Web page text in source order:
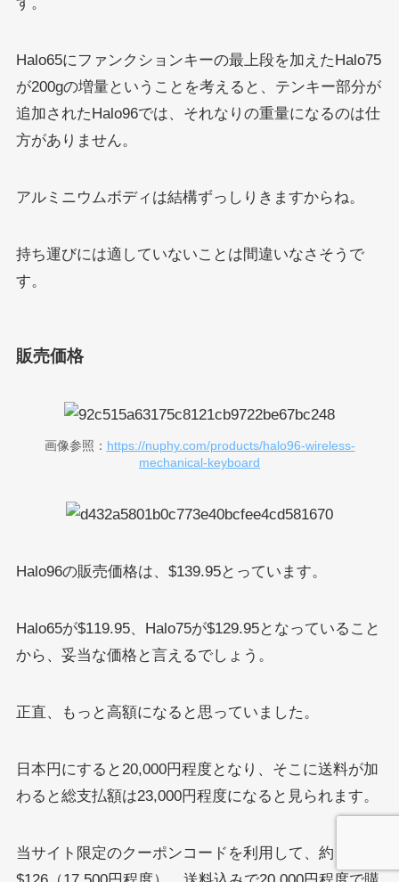
Halo65にファンクションキーの最上段を加えたHalo75
が200gの増量ということを考えると、テンキー部分が
追加されたHalo96では、それなりの重量になるのは仕
方がありません。
アルミニウムボディは結構ずっしりきますからね。
持ち運びには適していないことは間違いなさそうで
す。
販売価格
画像参照： https://nuphy.com/products/halo96-wireless-
mechanical-keyboard
Halo96の販売価格は、$139.95とっています。
Halo65が$119.95、Halo75が$129.95となっていること
から、妥当な価格と言えるでしょう。
正直、もっと高額になると思っていました。
日本円にすると20,000円程度となり、そこに送料が加
わると総支払額は23,000円程度になると見られます。
当サイト限定のクーポンコードを利用して、約